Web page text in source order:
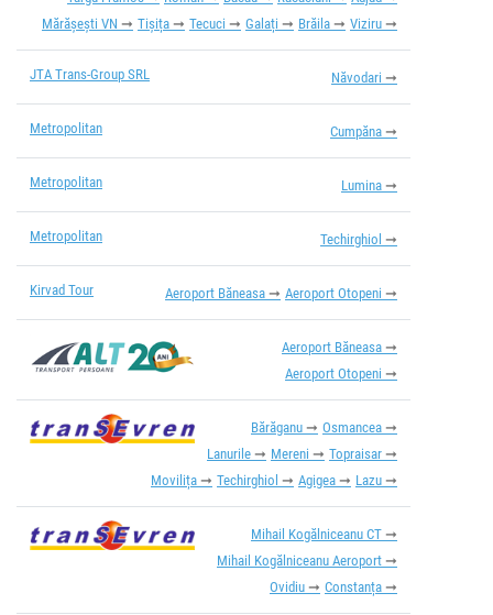
Mărășești VN
Tișița Tecuci Galați Brăila Viziru
JTA Trans-Group SRL Năvodari
Metropolitan Cumpăna
Metropolitan Lumina
Metropolitan Techirghiol
Kirvad Tour Aeroport Băneasa Aeroport Otopeni
Aeroport Băneasa
Aeroport Otopeni
Bărăganu
Osmancea
Lanurile
Mereni
Topraisar
Movilița
Techirghiol Agigea Lazu
Mihail Kogălniceanu CT
Mihail Kogălniceanu Aeroport
Ovidiu
Constanța